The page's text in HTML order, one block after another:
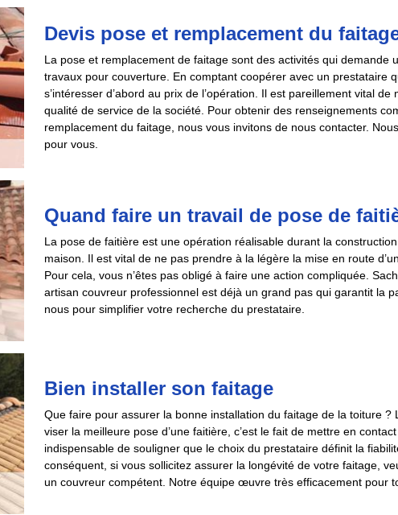
Devis pose et remplacement du
La pose et remplacement de faitage sont des activités qui demande
travaux pour couverture. En comptant coopérer avec un prestataire
s’intéresser d’abord au prix de l’opération. Il est pareillement vital de
qualité de service de la société. Pour obtenir des renseignements
remplacement du faitage, nous vous invitons de nous contacter.
pour vous.
Quand faire un travail de pose de
La pose de faitière est une opération réalisable durant la
maison. Il est vital de ne pas prendre à la légère la mise en route
Pour cela, vous n’êtes pas obligé à faire une action compliquée.
artisan couvreur professionnel est déjà un grand pas qui garantit la
nous pour simplifier votre recherche du prestataire.
Bien installer son faitage
Que faire pour assurer la bonne installation du faitage de la toiture ?
viser la meilleure pose d’une faitière, c’est le fait de mettre en
indispensable de souligner que le choix du prestataire définit la
conséquent, si vous sollicitez assurer la longévité de votre faitage,
un couvreur compétent. Notre équipe œuvre très efficacement pour